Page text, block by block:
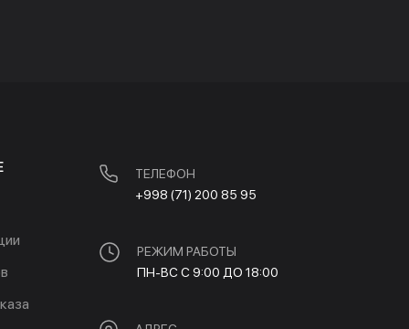
ТЕЛЕФОН
+998 (71) 200 85 95
РЕЖИМ РАБОТЫ
ПН-ВС С 9:00 ДО 18:00